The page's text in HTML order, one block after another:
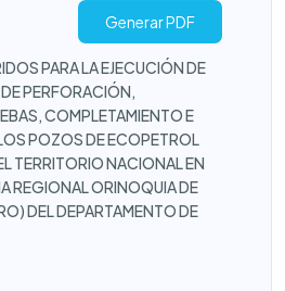
Generar PDF
PARA LA EJECUCIÓN DE
PERFORACIÓN,
COMPLETAMIENTO E
POZOS DE ECOPETROL
TERRITORIO NACIONAL EN
REGIONAL ORINOQUIA DE
DEL DEPARTAMENTO DE